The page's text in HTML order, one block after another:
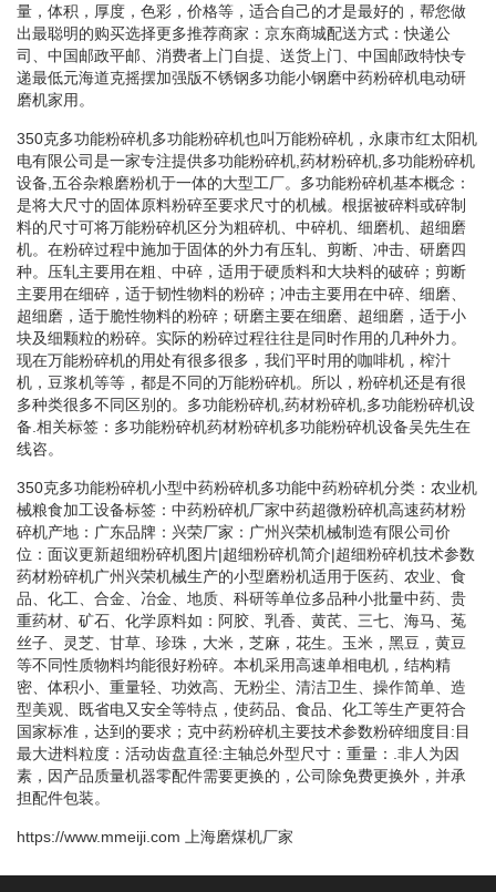
量，体积，厚度，色彩，价格等，适合自己的才是最好的，帮您做
出最聪明的购买选择更多推荐商家：京东商城配送方式：快递公
司、中国邮政平邮、消费者上门自提、送货上门、中国邮政特快专
递最低元海道克摇摆加强版不锈钢多功能小钢磨中药粉碎机电动研
磨机家用。
350克多功能粉碎机多功能粉碎机也叫万能粉碎机，永康市红太阳机
电有限公司是一家专注提供多功能粉碎机,药材粉碎机,多功能粉碎机
设备,五谷杂粮磨粉机于一体的大型工厂。多功能粉碎机基本概念：
是将大尺寸的固体原料粉碎至要求尺寸的机械。根据被碎料或碎制
料的尺寸可将万能粉碎机区分为粗碎机、中碎机、细磨机、超细磨
机。在粉碎过程中施加于固体的外力有压轧、剪断、冲击、研磨四
种。压轧主要用在粗、中碎，适用于硬质料和大块料的破碎；剪断
主要用在细碎，适于韧性物料的粉碎；冲击主要用在中碎、细磨、
超细磨，适于脆性物料的粉碎；研磨主要在细磨、超细磨，适于小
块及细颗粒的粉碎。实际的粉碎过程往往是同时作用的几种外力。
现在万能粉碎机的用处有很多很多，我们平时用的咖啡机，榨汁
机，豆浆机等等，都是不同的万能粉碎机。所以，粉碎机还是有很
多种类很多不同区别的。多功能粉碎机,药材粉碎机,多功能粉碎机设
备.相关标签：多功能粉碎机药材粉碎机多功能粉碎机设备吴先生在
线咨。
350克多功能粉碎机小型中药粉碎机多功能中药粉碎机分类：农业机
械粮食加工设备标签：中药粉碎机厂家中药超微粉碎机高速药材粉
碎机产地：广东品牌：兴荣厂家：广州兴荣机械制造有限公司价
位：面议更新超细粉碎机图片|超细粉碎机简介|超细粉碎机技术参数
药材粉碎机广州兴荣机械生产的小型磨粉机适用于医药、农业、食
品、化工、合金、冶金、地质、科研等单位多品种小批量中药、贵
重药材、矿石、化学原料如：阿胶、乳香、黄芪、三七、海马、菟
丝子、灵芝、甘草、珍珠，大米，芝麻，花生。玉米，黑豆，黄豆
等不同性质物料均能很好粉碎。本机采用高速单相电机，结构精
密、体积小、重量轻、功效高、无粉尘、清洁卫生、操作简单、造
型美观、既省电又安全等特点，使药品、食品、化工等生产更符合
国家标准，达到的要求；克中药粉碎机主要技术参数粉碎细度目:目
最大进料粒度：活动齿盘直径:主轴总外型尺寸：重量：.非人为因
素，因产品质量机器零配件需要更换的，公司除免费更换外，并承
担配件包装。
https://www.mmeiji.com 上海磨煤机厂家